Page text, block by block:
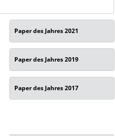
Paper des Jahres 2021
Paper des Jahres 2019
Paper des Jahres 2017